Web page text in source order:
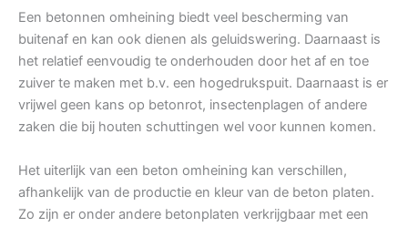
Een betonnen omheining biedt veel bescherming van
buitenaf en kan ook dienen als geluidswering. Daarnaast is
het relatief eenvoudig te onderhouden door het af en toe
zuiver te maken met b.v. een hogedrukspuit. Daarnaast is er
vrijwel geen kans op betonrot, insectenplagen of andere
zaken die bij houten schuttingen wel voor kunnen komen.
Het uiterlijk van een beton omheining kan verschillen,
afhankelijk van de productie en kleur van de beton platen.
Zo zijn er onder andere betonplaten verkrijgbaar met een